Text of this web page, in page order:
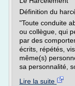
Définition du
"Toute conduite
ou collègue, qui
par des
écrits, répétés,
même(s)
sa personnalité,
Lire la suite